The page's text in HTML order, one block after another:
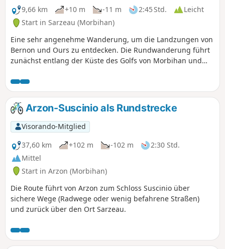
9,66 km
+10 m -11 m 2:45 Std.
Leicht
Start in Sarzeau (Morbihan)
Eine sehr angenehme Wanderung, um die Landzungen von
Bernon und Ours zu entdecken. Die Rundwanderung führt
zunächst entlang der Küste des Golfs von Morbihan und
Arzon-Suscinio als Rundstrecke
Visorando-Mitglied
37,60 km
+102 m -102 m
2:30 Std.
Mittel
Start in Arzon (Morbihan)
Die Route führt von Arzon zum Schloss Suscinio über
sichere Wege (Radwege oder wenig befahrene Straßen)
und zurück über den Ort Sarzeau.